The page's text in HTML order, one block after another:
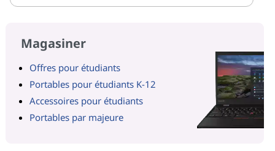
Magasiner
Offres pour étudiants
Portables pour étudiants K-12
Accessoires pour étudiants
Portables par majeure